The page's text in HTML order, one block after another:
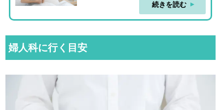
続きを読む
婦人科に行く目安